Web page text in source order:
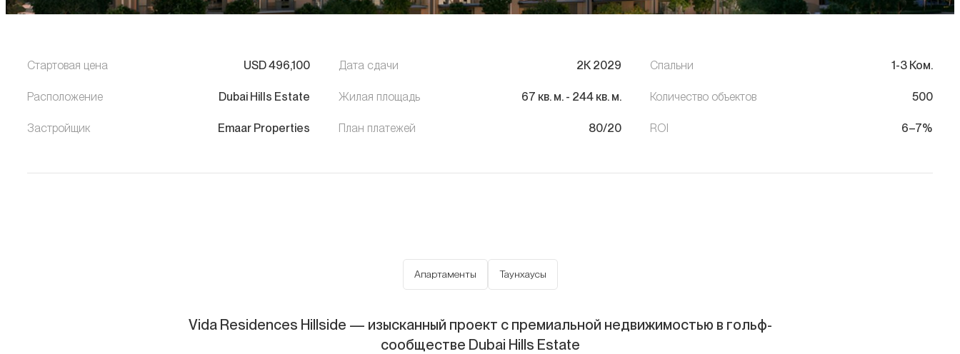
Стартовая цена USD496,100
Расположение Dubai Hills Estate
Застройщик Emaar Properties
Дата сдачи 2К 2029
Жилая площадь 67 кв. м. - 244 кв. м.
План платежей 80/20
Спальни 1-3 Ком.
Количество объектов 500
ROI 6–7%
Апартаменты Таунхаусы
Vida Residences Hillside — изысканный проект с премиальной недвижимостью в гольф-
сообществе Dubai Hills Estate